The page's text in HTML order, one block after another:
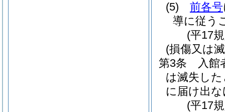
(5)
前各号
導に従う
(平17
(損傷又は
第3条
入館
は滅失し
に届け出
(平17